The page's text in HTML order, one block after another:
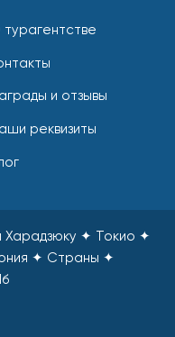
и отзывы
реквизиты
Харадзюку ✦ Токио ✦
✦ Страны ✦